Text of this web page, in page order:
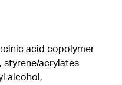
acid copolymer
styrene/acrylates
alcohol,